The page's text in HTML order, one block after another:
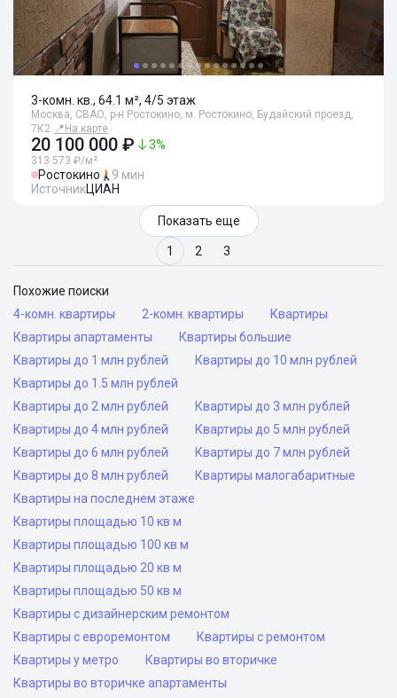
3-комн. кв., 64.1 м², 4/5 этаж
Москва, СВАО, р-н Ростокино, м. Ростокино, Будайский проезд,
7К2 📍 На карте
20 100 000 ₽ 3%
313 573 ₽/м²
Ростокино
9 мин
ИсточникЦИАН
Показать еще
1 2 3
Похожие поиски
4-комн. квартиры
2-комн. квартиры
Квартиры
Квартиры апартаменты
Квартиры большие
Квартиры до 1 млн рублей
Квартиры до 10 млн рублей
Квартиры до 1.5 млн рублей
Квартиры до 2 млн рублей
Квартиры до 3 млн рублей
Квартиры до 4 млн рублей
Квартиры до 5 млн рублей
Квартиры до 6 млн рублей
Квартиры до 7 млн рублей
Квартиры до 8 млн рублей
Квартиры малогабаритные
Квартиры на последнем этаже
Квартиры площадью 10 кв м
Квартиры площадью 100 кв м
Квартиры площадью 20 кв м
Квартиры площадью 50 кв м
Квартиры с дизайнерским ремонтом
Квартиры с евроремонтом
Квартиры с ремонтом
Квартиры у метро
Квартиры во вторичке
Квартиры во вторичке апартаменты